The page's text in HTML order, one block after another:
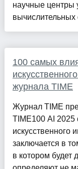
научные центры
вычислительных
100 самых
журнала TIME
Журнал TIME
TIME100 AI
искусственного
заключается в
в котором будет